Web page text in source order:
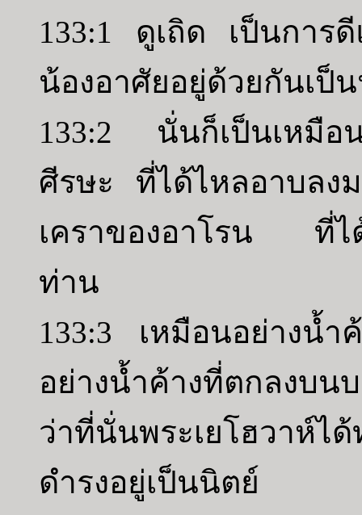
133:1 ดูเถิด เป็นการ
น้องอาศัยอยู่ด้วยกันเป็
133:2 นั่นก็เป็นเหมือ
ศีรษะ ที่ได้ไหลอาบลง
เคราของอาโรน ที่ได้
ท่าน
133:3 เหมือนอย่างน้ำ
อย่างน้ำค้างที่ตกลงบน
ว่าที่นั่นพระเยโฮวาห์
ดำรงอยู่เป็นนิตย์